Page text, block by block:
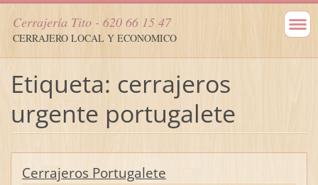
Cerrajería Tito - 620 66 15 47
CERRAJERO LOCAL Y ECONOMICO
Etiqueta: cerrajeros
urgente portugalete
Cerrajeros Portugalete